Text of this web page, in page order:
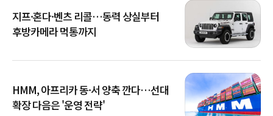
지프·혼다·벤츠 리콜…동력 상실부터
후방카메라 먹통까지
HMM, 아프리카 동·서 양축 깐다…선대
확장 다음은 '운영 전략'